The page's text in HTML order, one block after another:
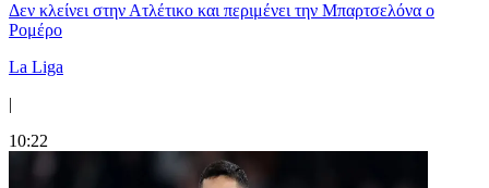
Δεν κλείνει στην Ατλέτικο και περιμένει την Μπαρτσελόνα ο
Ρομέρο
La Liga
|
10:22